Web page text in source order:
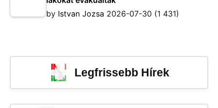
by Istvan Jozsa 2026-07-30 (1 431)
Legfrissebb Hírek